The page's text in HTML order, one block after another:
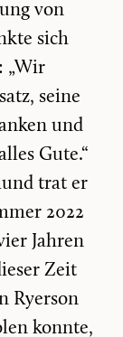
von
sich
„Wir
seine
und
Gute.“
trat er
2022
Jahren
Zeit
Ryerson
konnte,